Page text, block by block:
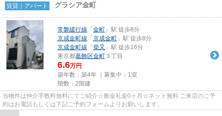
賃貸｜アパート グラシア金町
常磐緩行線 「 金町 」駅 徒歩8分
京成金町線 「 京成金町 」駅 徒歩8分
京成金町線 「 柴又 」駅 徒歩16分
東京都葛飾区金町 ３丁目
6.6万円
築年数：築4年 ｜募集中： 1室
階数：2階建
当物件は仲介手数料無料にてご紹介☆敷金礼金0ヶ月☆ネット無料 ご来店のご予
約はお電話もしくは下記ご予約フォームよりお願いします。